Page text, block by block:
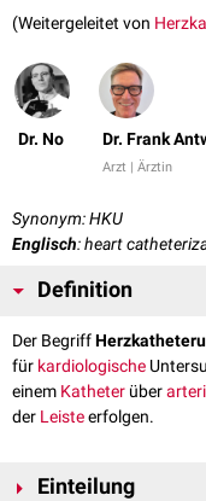
(Weitergeleitet von
Dr. No Dr. Frank
Arzt | Ärztin
Synonym: HKU
Englisch: heart
Definition
Der Begriff
für kardiologische
einem Katheter über
der Leisteerfolgen.
Einteilung